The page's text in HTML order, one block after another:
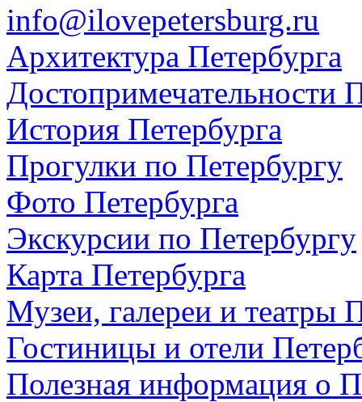
info@ilovepetersburg.ru
Архитектура Петербурга
Достопримечательности
История Петербурга
Прогулки по Петербургу
Фото Петербурга
Экскурсии по Петербургу
Карта Петербурга
Музеи, галереи и театры
Гостиницы и отели
Полезная информация о